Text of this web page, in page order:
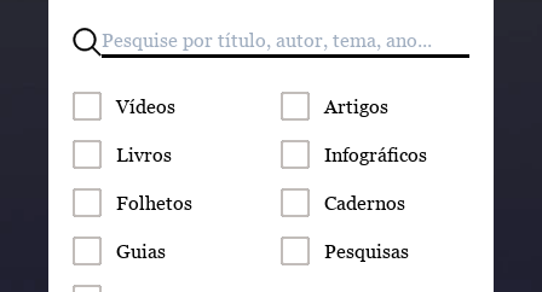
Vídeos Artigos
Livros Infográficos
Folhetos Cadernos
Guias Pesquisas